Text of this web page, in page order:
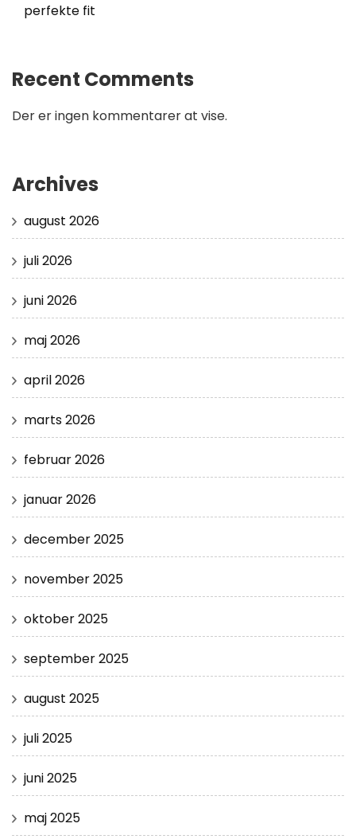
perfekte fit
Recent Comments
Der er ingen kommentarer at vise.
Archives
august 2026
juli 2026
juni 2026
maj 2026
april 2026
marts 2026
februar 2026
januar 2026
december 2025
november 2025
oktober 2025
september 2025
august 2025
juli 2025
juni 2025
maj 2025